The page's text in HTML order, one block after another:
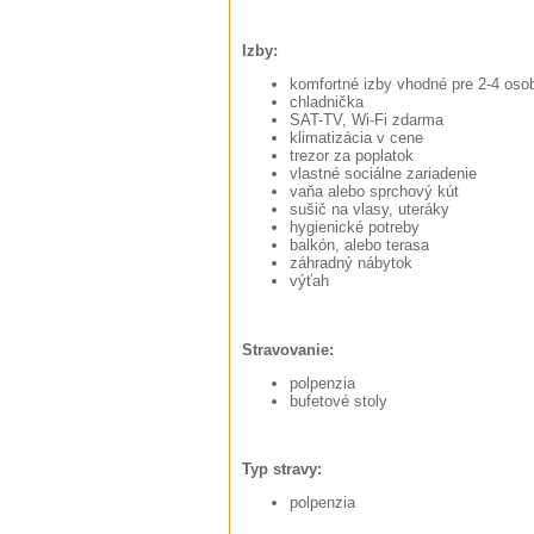
Izby:
komfortné izby vhodné pre 2-4
chladnička
SAT-TV, Wi-Fi zdarma
klimatizácia v cene
trezor za poplatok
vlastné sociálne zariadenie
vaňa alebo sprchový kút
sušič na vlasy, uteráky
hygienické potreby
balkón, alebo terasa
záhradný nábytok
výťah
Stravovanie:
polpenzia
bufetové stoly
Typ stravy:
polpenzia